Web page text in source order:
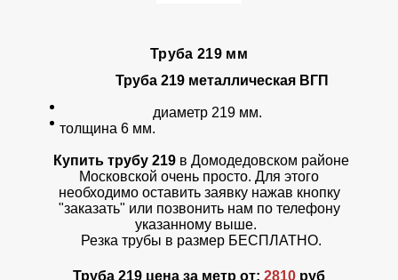
Труба 219 мм
Труба 219 металлическая ВГП
диаметр 219 мм.
толщина 6 мм.
Купить трубу 219в Домодедовском районе
Московской очень просто. Для этого
необходимо оставить заявку нажав кнопку
"заказать" или позвонить нам по телефону
указанному выше.
Резка трубы в размер БЕСПЛАТНО.
Труба 219 цена за метр от: 2810 руб